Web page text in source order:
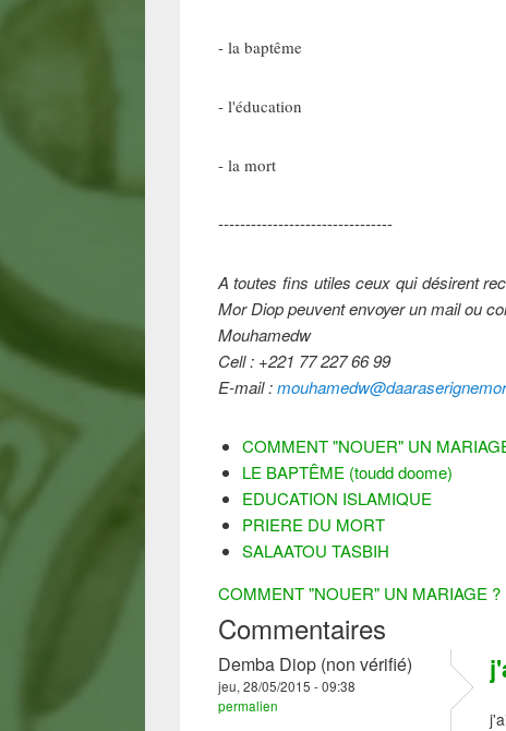
- la baptême
- l'éducation
- la mort
--------------------------------
A toutes fins utiles ceux qui désirent
Mor Diop peuvent envoyer un mail ou
Mouhamedw
Cell : +221 77 227 66 99
E-mail :
COMMENT "NOUER" UN
LE BAPTÊME (toudd doome)
EDUCATION ISLAMIQUE
PRIERE DU MORT
SALAATOU TASBIH
COMMENT "NOUER" UN MARIAGE ?
Commentaires
Demba Diop (non vérifié)
jeu, 28/05/2015 - 09:38
permalien